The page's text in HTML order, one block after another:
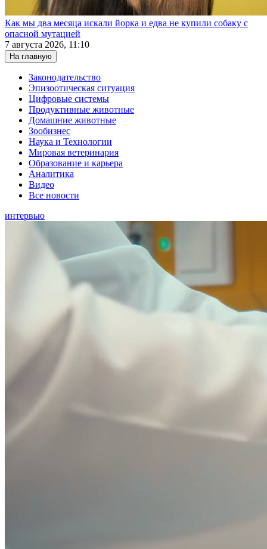
Как мы два месяца искали йорка и едва не купили собаку с
опасной мутацией
7 августа 2026, 11:10
На главную
Законодательство
Эпизоотическая ситуация
Цифровые системы
Продуктивные животные
Домашние животные
Зообизнес
Наука и Технологии
Мировая ветеринария
Образование и карьера
Аналитика
Видео
Все новости
интервью